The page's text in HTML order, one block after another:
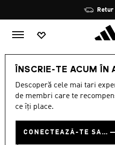
ÎNSCRIE-TE ACUM ÎN
Descoperă cele mai tari
de membri care te
ce îți place.
CONECTEAZĂ-TE SAU ÎNSCRIE-TE ACUM
SPORTURI
GHETE
RON 450.00
RON 450.00 Cel mai mic preț
Preț original
Preț redus de la
RON 900.00la